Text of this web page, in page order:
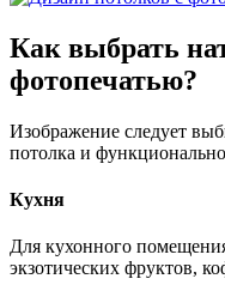
Как выбрать
фотопечатью?
Изображение следует
потолка и
Кухня
Для кухонного
экзотических фруктов,